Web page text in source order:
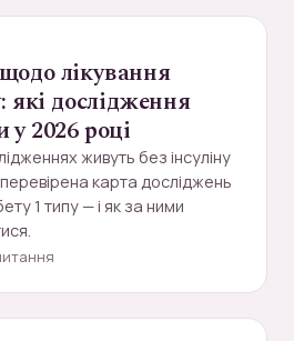
лікування
які дослідження
2026 році
живуть без інсуліну
карта досліджень
1 типу — і як за ними